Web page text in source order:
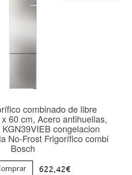
combinado de libre
60 cm, Acero antihuellas,
congelacion
No-Frost Frigorífico combi
Bosch
622,42€